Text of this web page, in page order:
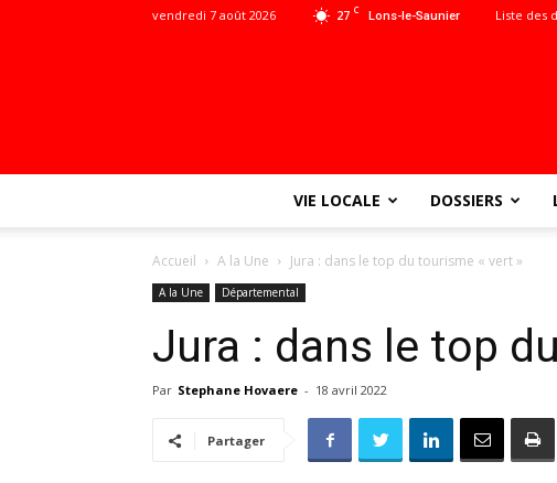
27 C Lons-le-Saunier
vendredi 7 août 2026 Liste des
VIE LOCALE DOSSIERS
Accueil A la Une Jura : dans le top du tourisme « vert »
A la Une Départemental
Jura : dans le top
Par Stephane Hovaere - 18 avril 2022
Partager